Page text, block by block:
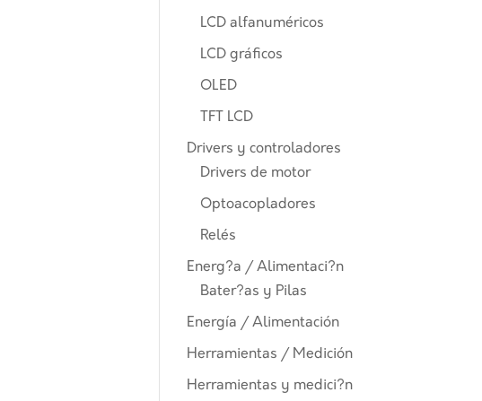
LCD alfanuméricos
LCD gráficos
OLED
TFT LCD
Drivers y controladores
Drivers de motor
Optoacopladores
Relés
Energ?a / Alimentaci?n
Bater?as y Pilas
Energía / Alimentación
Herramientas / Medición
Herramientas y medici?n